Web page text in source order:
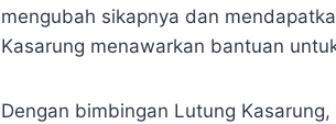
mengubah sikapnya dan
Kasarung menawarkan bantuan
Dengan bimbingan Lutung